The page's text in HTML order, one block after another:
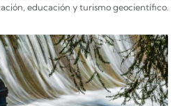
educación y turismo geocientífico.